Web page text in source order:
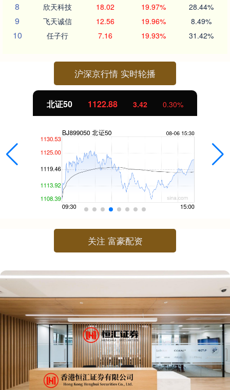
8 欣天科技 18.02 19.97% 28.44%
9 飞天诚信 12.56 19.96% 8.49%
10 任子行 7.16 19.93% 31.42%
沪深京行情 实时轮播
北证50 1122.88 3.42 0.30%
关注 富豪配资